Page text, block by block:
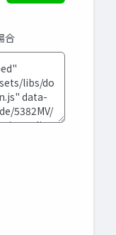
合